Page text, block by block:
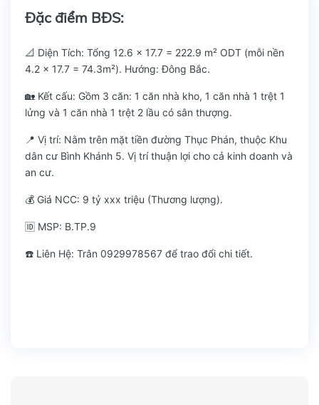
Đặc điểm BĐS:
📐 Diện Tích: Tổng 12.6 x 17.7 = 222.9 m² ODT (mỗi nền
4.2 x 17.7 = 74.3m²). Hướng: Đông Bắc.
🏡 Kết cấu: Gồm 3 căn: 1 căn nhà kho, 1 căn nhà 1 trệt 1
lửng và 1 căn nhà 1 trệt 2 lầu có sân thượng.
📍 Vị trí: Nằm trên mặt tiền đường Thục Phán, thuộc Khu
dân cư Bình Khánh 5. Vị trí thuận lợi cho cả kinh doanh và
an cư.
💰 Giá NCC: 9 tỷ xxx triệu (Thương lượng).
🆔 MSP: B.TP.9
☎️ Liên Hệ: Trân 0929978567 để trao đổi chi tiết.